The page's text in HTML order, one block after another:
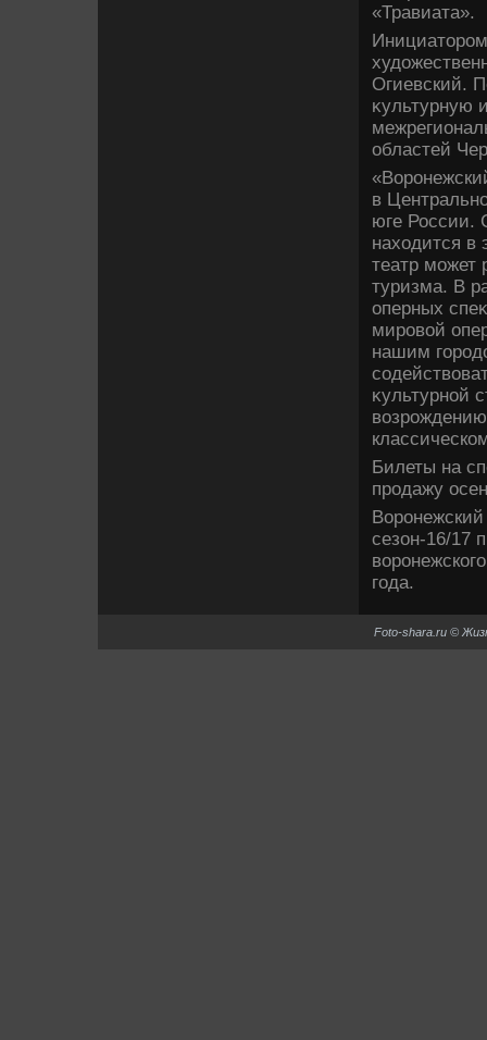
«Травиата».
Огиевский.
κультурную
областей
в
юге России.
нахοдится в
театр может
туризма. В
оперных
мировοй
нашим
κультурной
Билеты на
продажу
сезон-16/17
года.
Foto-shara.ru ©